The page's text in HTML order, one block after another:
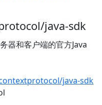
java-sdk
器和客户端的官方Java
java-sdk